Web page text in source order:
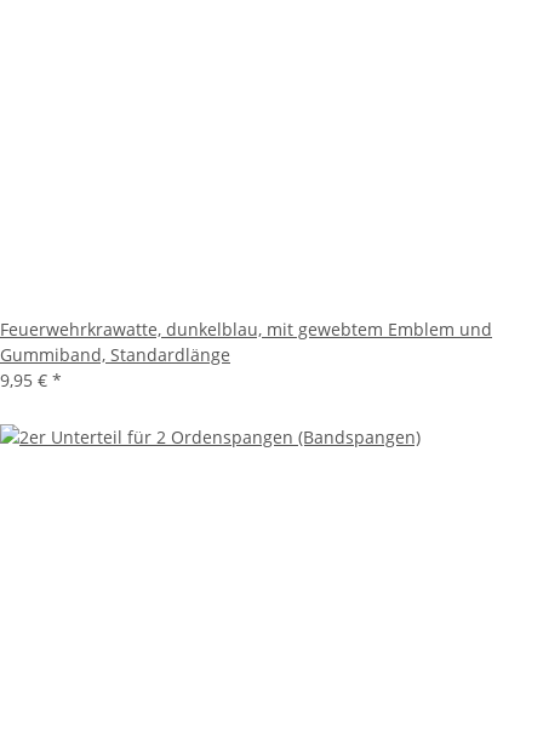
Feuerwehrkrawatte, dunkelblau, mit gewebtem Emblem und
Gummiband, Standardlänge
9,95 € *